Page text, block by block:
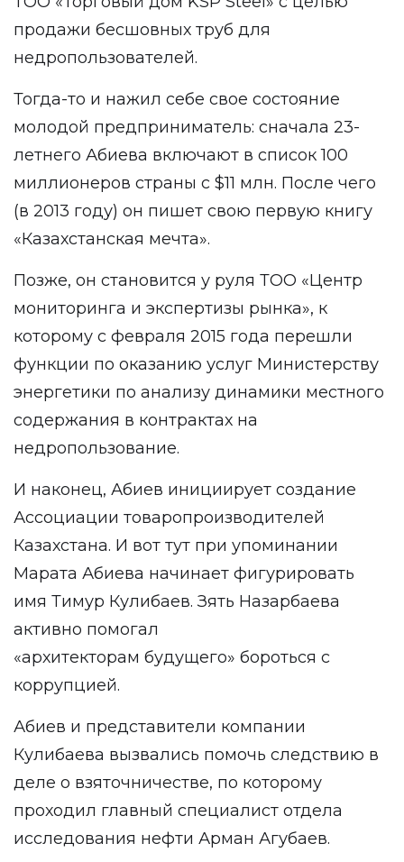
продажи бесшовных труб для
недропользователей.
Тогда-то и нажил себе свое состояние
молодой предприниматель: сначала 23-
летнего Абиева включают в список 100
миллионеров страны с $11 млн. После чего
(в 2013 году) он пишет свою первую книгу
«Казахстанская мечта».
Позже, он становится у руля ТОО «Центр
мониторинга и экспертизы рынка», к
которому с февраля 2015 года перешли
функции по оказанию услуг Министерству
энергетики по анализу динамики местного
содержания в контрактах на
недропользование.
И наконец, Абиев инициирует создание
Ассоциации товаропроизводителей
Казахстана. И вот тут при упоминании
Марата Абиева начинает фигурировать
имя Тимур Кулибаев. Зять Назарбаева
активно помогал
«архитекторам будущего» бороться с
коррупцией.
Абиев и представители компании
Кулибаева вызвались помочь следствию в
деле о взяточничестве, по которому
проходил главный специалист отдела
исследования нефти Арман Агубаев.